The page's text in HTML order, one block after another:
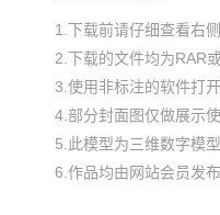
1.下载前请仔细查看右
2.下载的文件均为RAR
3.使用非标注的软件打
4.部分封面图仅做展示
5.此模型为三维数字模